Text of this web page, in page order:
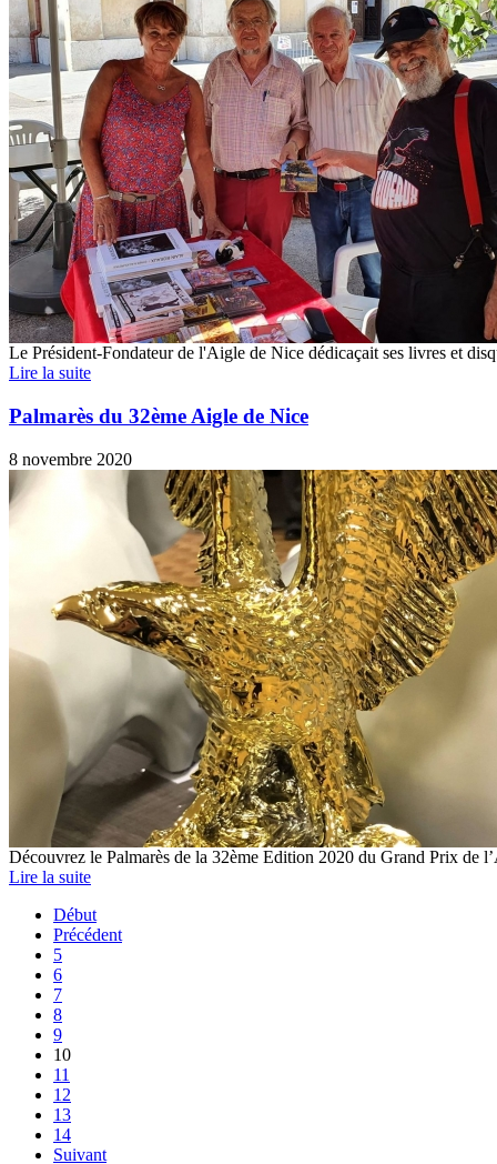
Le Président-Fondateur de l'Aigle de Nice dédicaçait ses livres et
Lire la suite
Palmarès du 32ème Aigle de Nice
8 novembre 2020
Découvrez le Palmarès de la 32ème Edition 2020 du Grand Prix de
Lire la suite
Début
Précédent
5
6
7
8
9
10
11
12
13
14
Suivant